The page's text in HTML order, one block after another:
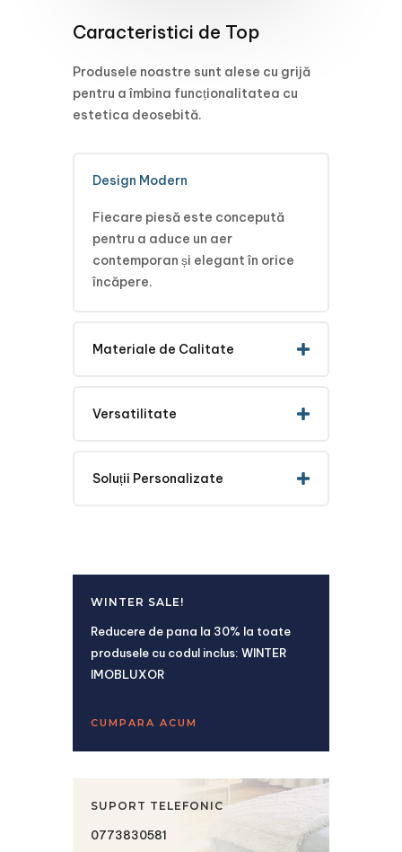
Caracteristici de Top
Produsele noastre sunt alese cu grijă
pentru a îmbina funcționalitatea cu
estetica deosebită.
Design Modern
Fiecare piesă este concepută
pentru a aduce un aer
contemporan și elegant în orice
încăpere.
Materiale de Calitate
Versatilitate
Soluții Personalizate
WINTER SALE!
Reducere de pana la 30% la toate
produsele cu codul inclus: WINTER
IMOBLUXOR
CUMPARA ACUM
SUPORT TELEFONIC
0773830581